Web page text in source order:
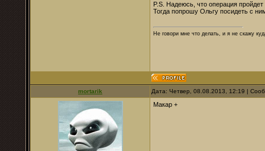
P.S. Надеюсь, что операция
Тогда попрошу Ольгу посидеть с
Не говори мне что делать, и я не скажу
mortarik Дата: Четвер, 08.08.2013, 12:19 |
Макар +